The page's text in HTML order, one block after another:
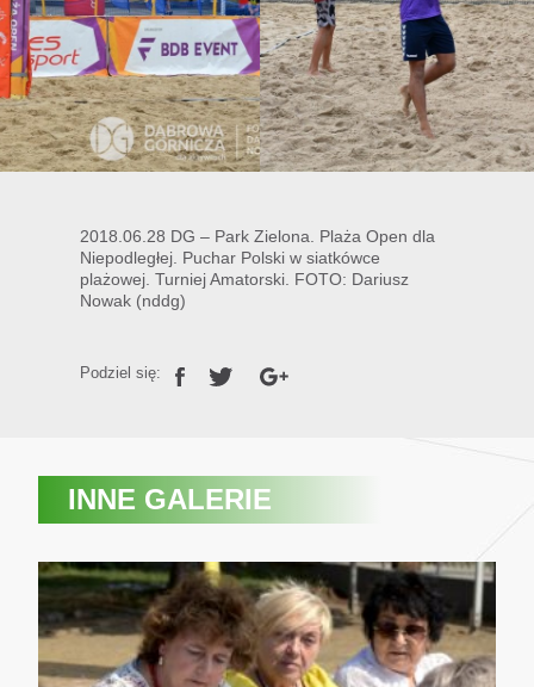
2018.06.28 DG – Park Zielona. Plaża Open dla
Niepodległej. Puchar Polski w siatkówce
plażowej. Turniej Amatorski. FOTO: Dariusz
Nowak (nddg)
Podziel się:
INNE GALERIE